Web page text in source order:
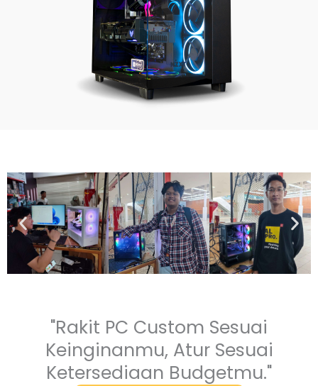
"Rakit PC Custom Sesuai
Keinginanmu, Atur Sesuai
Ketersediaan Budgetmu."